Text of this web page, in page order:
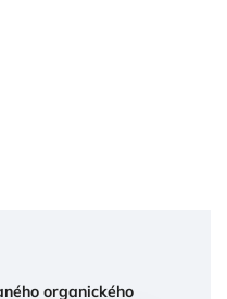
organického